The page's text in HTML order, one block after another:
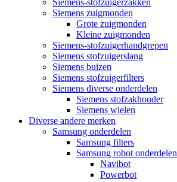
Siemens-stofzuigerzakken
Siemens zuigmonden
Grote zuigmonden
Kleine zuigmonden
Siemens-stofzuigerhandgrepen
Siemens stofzuigerslang
Siemens buizen
Siemens stofzuigerfilters
Siemens diverse onderdelen
Siemens stofzakhouder
Siemens wielen
Diverse andere merken
Samsung onderdelen
Samsung filters
Samsung robot onderdelen
Navibot
Powerbot